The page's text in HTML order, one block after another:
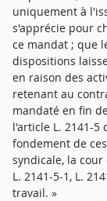
uniquement à
s'apprécie pour
ce mandat ; que
dispositions
en raison des
retenant au
mandaté en fin
l'article L. 2141-
fondement de
syndicale, la
L. 2141-5-1, L.
travail. »